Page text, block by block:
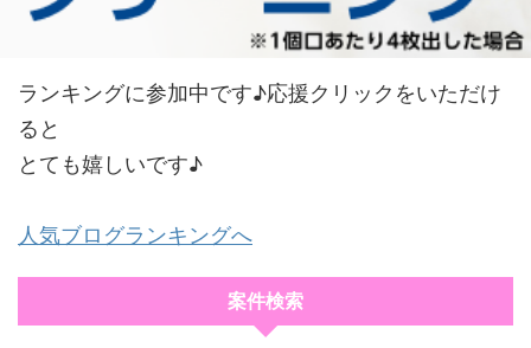
ランキングに参加中です♪応援クリックをいただけ
ると
とても嬉しいです♪
人気ブログランキングへ
案件検索